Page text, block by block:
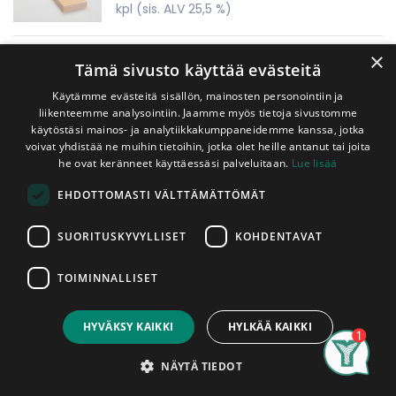
Account
kpl (sis. ALV 25,5 %)
A-Laatu
3,50€
m(sis. ALV 25,5 %)
Puutavaraa sisälle, ulos ja sille välille
×
Tämä sivusto käyttää evästeitä
Käytämme evästeitä sisällön, mainosten personointiin ja
liikenteemme analysointiin. Jaamme myös tietoja sivustomme
käytöstäsi mainos- ja analytiikkakumppaneidemme kanssa, jotka
voivat yhdistää ne muihin tietoihin, jotka olet heille antanut tai joita
he ovat keränneet käyttäessäsi palveluitaan. Lue lisää
EHDOTTOMASTI VÄLTTÄMÄTTÖMÄT
SUORITUSKYVYLLISET KOHDENTAVAT
TOIMINNALLISET
HYVÄKSY KAIKKI HYLKÄÄ KAIKKI
NÄYTÄ TIEDOT